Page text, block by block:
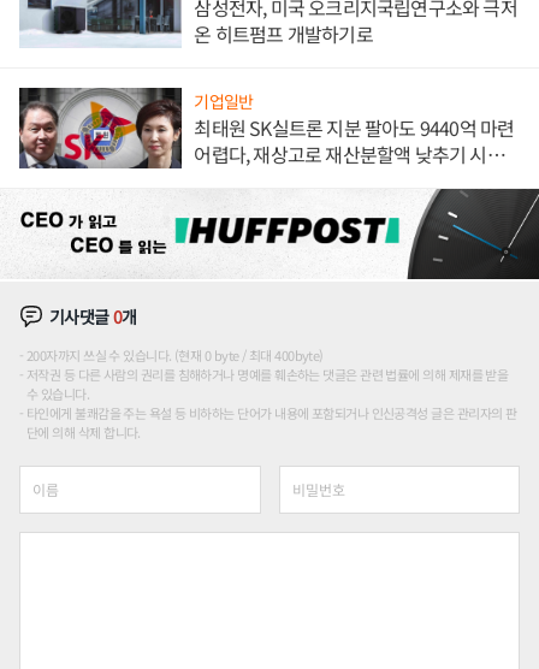
삼성전자, 미국 오크리지국립연구소와 극저
온 히트펌프 개발하기로
기업일반
최태원 SK실트론 지분 팔아도 9440억 마련
어렵다, 재상고로 재산분할액 낮추기 시도
기사댓글0개
200자까지 쓰실 수 있습니다. (현재 0 byte / 최대 400byte)
저작권 등 다른 사람의 권리를 침해하거나 명예를 훼손하는 댓글은 관련 법률에 의해 제재를 받을
수 있습니다.
타인에게 불쾌감을 주는 욕설 등 비하하는 단어가 내용에 포함되거나 인신공격성 글은 관리자의 판
단에 의해 삭제 합니다.